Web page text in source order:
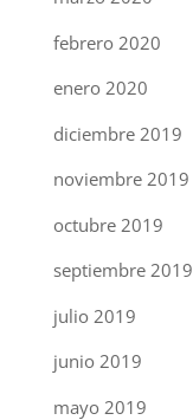
febrero 2020
enero 2020
diciembre 2019
noviembre 2019
octubre 2019
septiembre 2019
julio 2019
junio 2019
mayo 2019